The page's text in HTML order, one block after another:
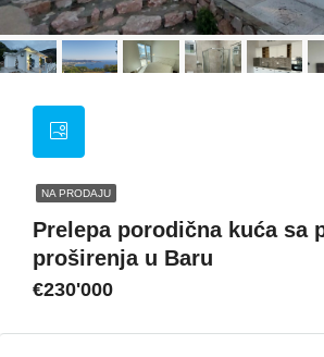
NA PRODAJU
Prelepa porodična kuća sa
proširenja u Baru
€230'000